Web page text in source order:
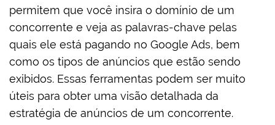
permitem que você insira o domínio de um
concorrente e veja as palavras-chave pelas
quais ele está pagando no Google Ads, bem
como os tipos de anúncios que estão sendo
exibidos. Essas ferramentas podem ser muito
úteis para obter uma visão detalhada da
estratégia de anúncios de um concorrente.